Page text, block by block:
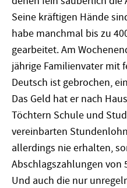
Seine kräftigen Hände
habe manchmal bis zu
gearbeitet. Am
jährige Familienvater mit
Deutsch ist gebrochen,
Das Geld hat er nach
Töchtern Schule und
vereinbarten
allerdings nie erhalten,
Abschlagszahlungen von
Und auch die nur